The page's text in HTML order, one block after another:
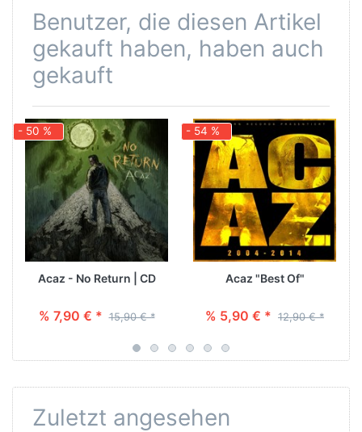
Benutzer, die diesen Artikel
gekauft haben, haben auch
gekauft
- 50 %
Acaz - No Return | CD
% 7,90 € * 15,90 € *
- 54 %
Acaz "Best Of"
% 5,90 € * 12,90 € *
Zuletzt angesehen